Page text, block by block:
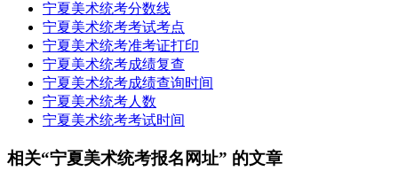
宁夏美术统考分数线
宁夏美术统考考试考点
宁夏美术统考准考证打印
宁夏美术统考成绩复查
宁夏美术统考成绩查询时间
宁夏美术统考人数
宁夏美术统考考试时间
相关“宁夏美术统考报名网址” 的文章